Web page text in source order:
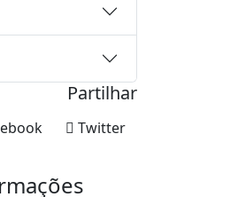
Partilhar
Twitter